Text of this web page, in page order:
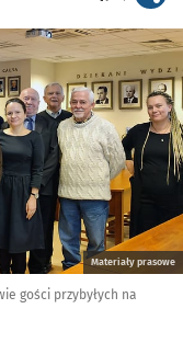
Materiały prasowe
gości przybyłych na